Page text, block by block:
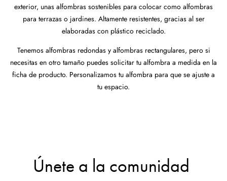
exterior, unas alfombras sostenibles para colocar como alfombras
para terrazas o jardines. Altamente resistentes, gracias al ser
elaboradas con plástico reciclado.
Tenemos alfombras redondas y alfombras rectangulares, pero si
necesitas en otro tamaño puedes solicitar tu alfombra a medida en la
ficha de producto. Personalizamos tu alfombra para que se ajuste a
tu espacio.
Únete a la comunidad